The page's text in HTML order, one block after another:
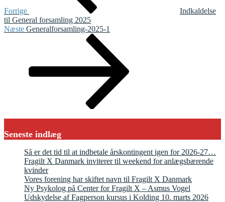
Forrige
Indkaldelse
til General forsamling 2025
Næste
Næste Generalforsamling-2025-1
Seneste indlæg
Så er det tid til at indbetale årskontingent igen for 2026-27…
Fragilt X Danmark inviterer til weekend for anlægsbærende
kvinder
Vores forening har skiftet navn til Fragilt X Danmark
Ny Psykolog på Center for Fragilt X – Asmus Vogel
Udskydelse af Fagperson kursus i Kolding 10. marts 2026